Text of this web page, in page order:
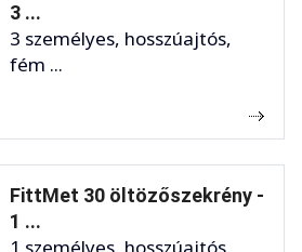
3 ...
3 személyes, hosszúajtós,
fém ...
FittMet 30 öltözőszekrény -
1 ...